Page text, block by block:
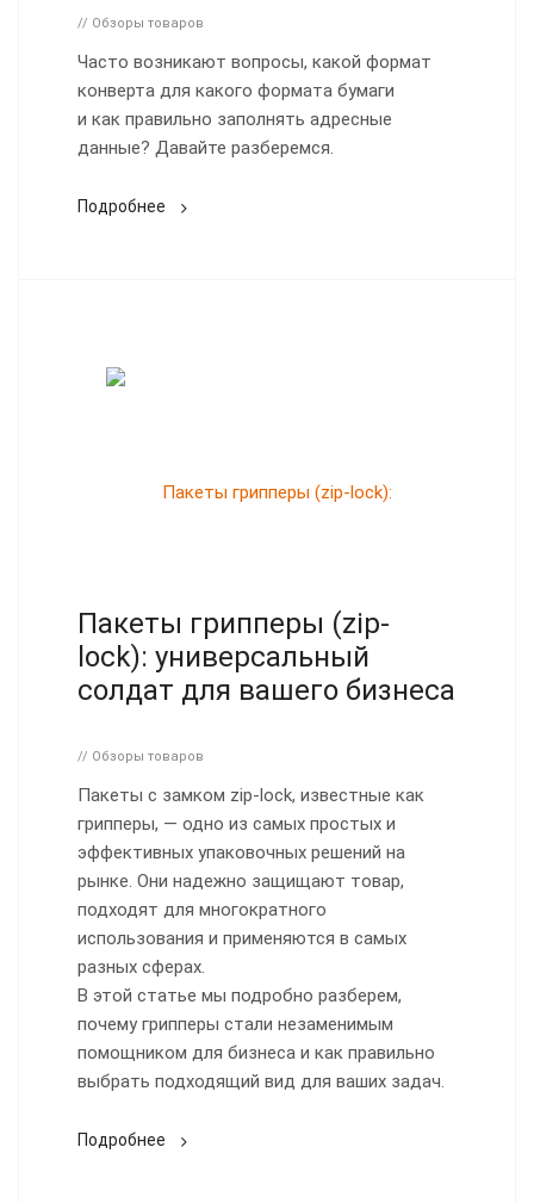
// Обзоры товаров
Часто возникают вопросы, какой формат
конверта для какого формата бумаги
и как правильно заполнять адресные
данные? Давайте разберемся.
Подробнее
Пакеты грипперы (zip-
lock): универсальный
солдат для вашего бизнеса
// Обзоры товаров
Пакеты с замком zip-lock, известные как
грипперы, — одно из самых простых и
эффективных упаковочных решений на
рынке. Они надежно защищают товар,
подходят для многократного
использования и применяются в самых
разных сферах.
В этой статье мы подробно разберем,
почему грипперы стали незаменимым
помощником для бизнеса и как правильно
выбрать подходящий вид для ваших задач.
Подробнее